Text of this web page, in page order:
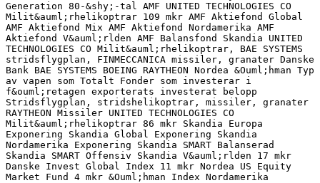
Generation 80-&shy;‐tal AMF UNITED TECHNOLOGIES CO
Milit&auml;rhelikoptrar 109 mkr AMF Aktiefond Global
AMF Aktiefond Mix AMF Aktiefond Nordamerika AMF
Aktiefond V&auml;rlden AMF Balansfond Skandia UNITED
TECHNOLOGIES CO Milit&auml;rhelikoptrar, BAE SYSTEMS
stridsflygplan, FINMECCANICA missiler, granater Danske
Bank BAE SYSTEMS BOEING RAYTHEON Nordea &Ouml;hman Typ
av vapen som Totalt Fonder som investerar i
f&ouml;retagen exporterats investerat belopp
Stridsflygplan, stridshelikoptrar, missiler, granater
RAYTHEON Missiler UNITED TECHNOLOGIES CO
Milit&auml;rhelikoptrar 86 mkr Skandia Europa
Exponering Skandia Global Exponering Skandia
Nordamerika Exponering Skandia SMART Balanserad
Skandia SMART Offensiv Skandia V&auml;rlden 17 mkr
Danske Invest Global Index 11 mkr Nordea US Equity
Market Fund 4 mkr &Ouml;hman Index Nordamerika